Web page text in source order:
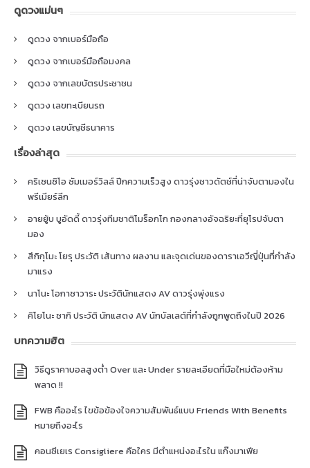
ดูดวงแม่นๆ
ดูดวง จากเบอร์มือถือ
ดูดวง จากเบอร์มือถือมงคล
ดูดวง จากเลขบัตรประชาชน
ดูดวง เลขทะเบียนรถ
ดูดวง เลขบัญชีธนาคาร
เรื่องล่าสุด
คริเซนซิโอ ซัมเมอร์วิลล์ ปีกความเร็วสูง ดาวรุ่งชาวดัตช์ที่น่าจับตามองใน
พรีเมียร์ลีก
อายยู้บ บูอัดดี้ ดาวรุ่งทีมชาติโมร็อกโก กองกลางอัจฉริยะที่ยุโรปจับตา
มอง
สึกิกุโมะ โยรุ ประวัติ เส้นทาง ผลงาน และจุดเด่นของดาราเอวีญี่ปุ่นที่กำลัง
มาแรง
นาโนะ โอกาซาวาระ ประวัตินักแสดง AV ดาวรุ่งพุ่งแรง
คิโยโนะ ซากิ ประวัติ นักแสดง AV นักบัลเลต์ที่กำลังถูกพูดถึงในปี 2026
บทความฮิต
วิธีดูราคาบอลสูงต่ำ Over และ Under รายละเอียดที่มือใหม่ต้องห้าม
พลาด !!
FWB คืออะไร ไขข้อข้องใจความสัมพันธ์แบบ Friends With Benefits
หมายถึงอะไร
คอนซีเยเร Consigliere คือใคร มีตำแหน่งอะไรใน แก๊งมาเฟีย